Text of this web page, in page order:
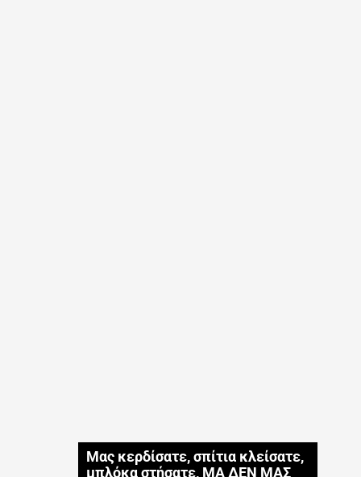
Μας κερδίσατε, σπίτια κλείσατε,
μπλόκα στήσατε, ΜΑ ΔΕΝ ΜΑΣ